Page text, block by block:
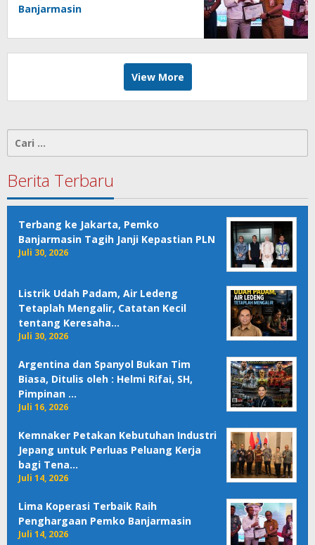
Banjarmasin
View More
Cari
Berita Terbaru
Terbang ke Jakarta, Pemko
Banjarmasin Tagih Janji Kepastian PLN
Juli 30, 2026
Listrik Udah Padam, Air Ledeng
Tetaplah Mengalir, Catatan Kecil
tentang Keresaha…
Juli 30, 2026
Argentina dan Spanyol Bukan Tim
Biasa, Ditulis oleh : Helmi Rifai, SH,
Pimpinan …
Juli 16, 2026
Kemnaker Petakan Kebutuhan Industri
Jepang untuk Perluas Peluang Kerja
bagi Tena…
Juli 14, 2026
Lima Koperasi Terbaik Raih
Penghargaan Pemko Banjarmasin
Juli 14, 2026